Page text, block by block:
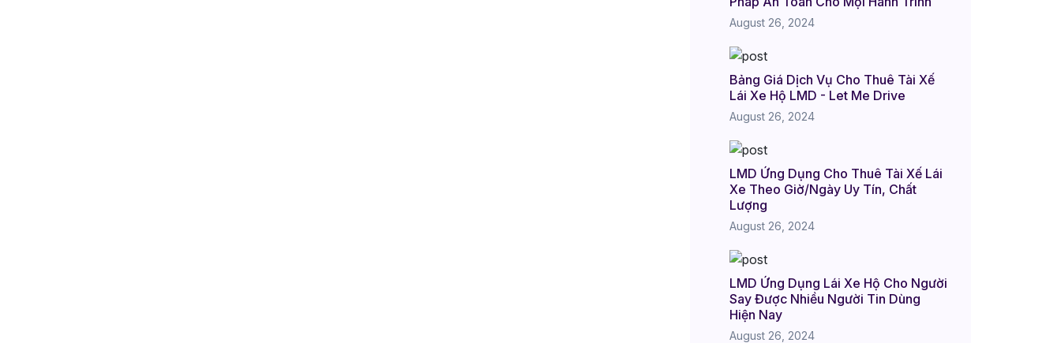
August 26, 2024
Bảng Giá Dịch Vụ Cho Thuê Tài Xế
Lái Xe Hộ LMD - Let Me Drive
August 26, 2024
LMD Ứng Dụng Cho Thuê Tài Xế Lái
Xe Theo Giờ/Ngày Uy Tín, Chất
Lượng
August 26, 2024
LMD Ứng Dụng Lái Xe Hộ Cho Người
Say Được Nhiều Người Tin Dùng
Hiện Nay
August 26, 2024